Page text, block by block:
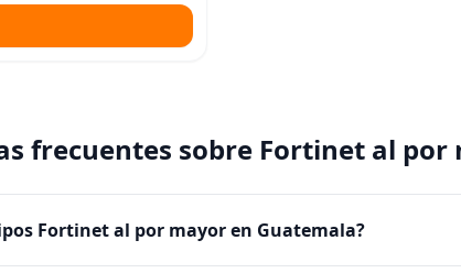
frecuentes sobre Fortinet al por
Fortinet al por mayor en Guatemala?